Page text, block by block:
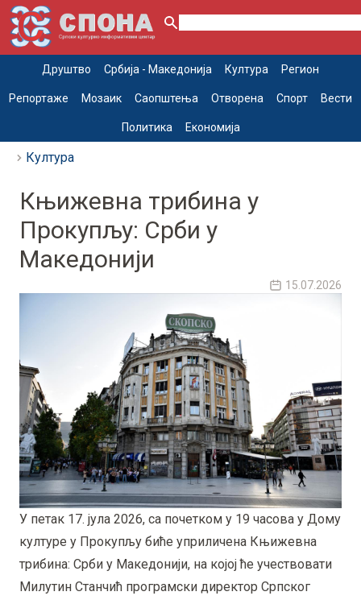
Друштво Србија - Македонија Култура Регион
Репортаже Мозаик Саопштења Отворена Спорт Вести
Политика Економија
Култура
Књижевна трибина у
Прокупљу: Срби у
Македонији
15.07.2026
У петак 17. јула 2026, са почетком у 19 часова у Дому
културе у Прокупљу биће уприличена Књижевна
трибина: Срби у Македонији, на којој ће учествовати
Милутин Станчић програмски директор Српског